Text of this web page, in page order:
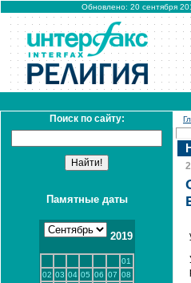
Обновлено: 20 сентября
Поиск по сайту:
Памятные даты
2019
01
02 03 04 05 06 07 08